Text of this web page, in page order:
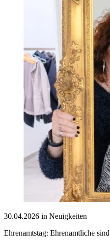
30.04.2026 in Neuigkeiten
Ehrenamtstag: Ehrenamtliche